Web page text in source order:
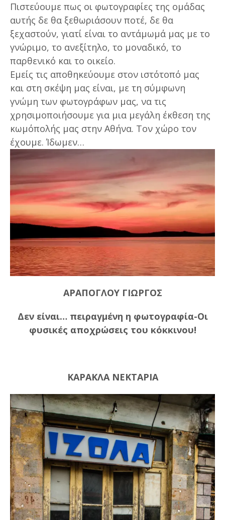
Πιστεύουμε πως οι φωτογραφίες της ομάδας
αυτής δε θα ξεθωριάσουν ποτέ, δε θα
ξεχαστούν, γιατί είναι το αντάμωμά μας με το
γνώριμο, το ανεξίτηλο, το μοναδικό, το
παρθενικό και το οικείο.
Εμείς τις αποθηκεύουμε στον ιστότοπό μας
και στη σκέψη μας είναι, με τη σύμφωνη
γνώμη των φωτογράφων μας, να τις
χρησιμοποιήσουμε για μια μεγάλη έκθεση της
κωμόπολής μας στην Αθήνα. Τον χώρο τον
έχουμε. Ίδωμεν…
ΑΡΑΠΟΓΛΟΥ ΓΙΩΡΓΟΣ
Δεν είναι… πειραγμένη η φωτογραφία-Οι
φυσικές αποχρώσεις του κόκκινου!
ΚΑΡΑΚΛΑ ΝΕΚΤΑΡΙΑ